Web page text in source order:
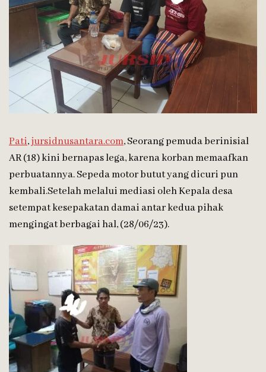
Pati,jursidnusantara.com, Seorang pemuda berinisial
AR (18) kini bernapas lega, karena korban memaafkan
perbuatannya. Sepeda motor butut yang dicuri pun
kembali.Setelah melalui mediasi oleh Kepala desa
setempat kesepakatan damai antar kedua pihak
mengingat berbagai hal, (28/06/23).